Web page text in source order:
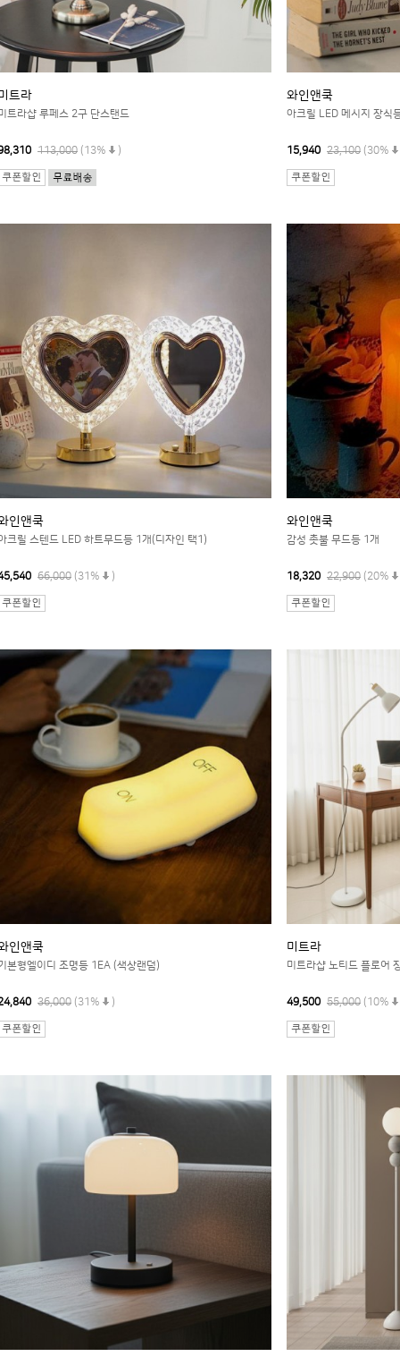
트라
트라샵 루페스 2구 단스탠드
113,000 (13% )
와인앤쿡
아크릴 LED 메시지 장식
15,940 23,100 (30%
인앤쿡
크릴 스텐드 LED 하트무드등 1개(디자인 택1)
66,000 (31% )
와인앤쿡
감성 촛불 무드등 1개
18,320 22,900 (20%
인앤쿡
본형엘이디 조명등 1EA (색상랜덤)
36,000 (31% )
미트라
미트라샵 노티드 플로어
49,500 55,000 (10%